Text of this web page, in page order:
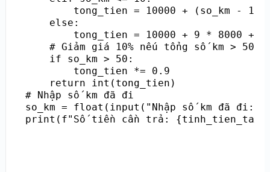
tong_tien = 10000 + (so_km - 1)
    else:
tong_tien = 10000 + 9 * 8000
    # Giảm giá 10% nếu tổng số km > 50
    if so_km > 50:
        tong_tien *= 0.9
    return int(tong_tien)
# Nhập số km đã đi
so_km = float(input("Nhập số km đã đi: